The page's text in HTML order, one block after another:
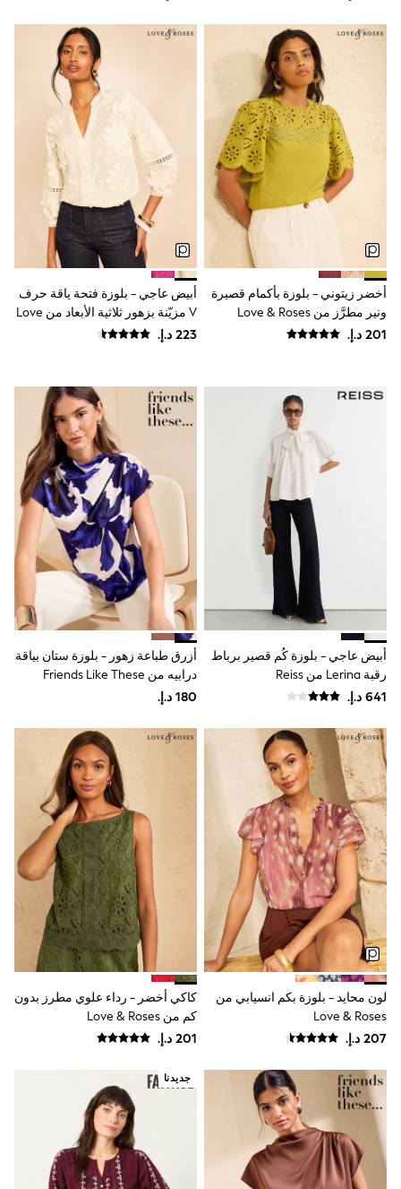
Shirts
Polo Shirts
Shop all
Shoes
Coats & Jackets
Bags
Polo Shirts
Blue
Black
White
Grey
Green
All Branded Schoolwear
Nike
Baker by Ted Baker
Hype
Kickers
Start Rite
Smiggle
Vans
Vanilla Underground
Eastpak
Bags & Backpacks
Belts
Jumpers
Polo Shirts
All Girls Sports & Swimwear
T-Shirts
Bags & Backpacks
Lunchboxes
Caps
Blouses
Shirts
Polo Shirts
GIRLS
New In
New In from Next
All Girl's New In
0-2 years
3-5 years
6-8 years
9-11 years
12-14 years
15+ years
All Clothing
Coats & Jackets
Dresses
Holiday Shop
Jeans
Jumpsuits & Playsuits
Kid's Top Picks
Top & Bottom Sets
Summer Dresses
Polka Dots
World Cup
Knitwear
Loungewear
Nightwear & Pyjamas
Occasionwear
Pants & Leggings
Schoolwear
أخضر زيتوني - بلوزة بأكمام قصيرة
ونير مطرَّز من Love & Roses
أبيض عاجي - بلوزة فتحة ياقة حرف
V مزيّنة بزهور ثلاثية الأبعاد من Love
& Roses
أبيض عاجي - بلوزة كُم قصير برباط
رقبة Lerina من Reiss
أزرق طباعة زهور - بلوزة ستان بياقة
درابيه من Friends Like These
لون محايد - بلوزة بكم انسيابي من
Love & Roses
كاكي أخضر - رداء علوي مطرز بدون
كم من Love & Roses
جديدنا